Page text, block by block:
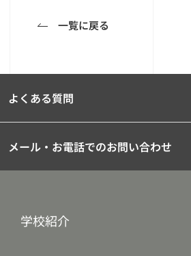
一覧に戻る
よくある質問
メール・お電話でのお問い合わせ
学校紹介